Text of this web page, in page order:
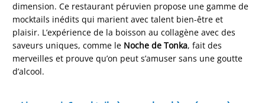
dimension. Ce restaurant péruvien propose une gamme de
mocktails inédits qui marient avec talent bien-être et
plaisir. L’expérience de la boisson au collagène avec des
saveurs uniques, comme le Noche de Tonka, fait des
merveilles et prouve qu’on peut s’amuser sans une goutte
d’alcool.